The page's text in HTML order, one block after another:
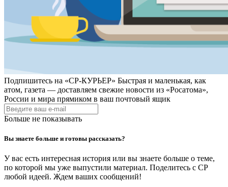
Подпишитесь на «СР-КУРЬЕР» Быстрая и маленькая, как
атом, газета — доставляем свежие новости из «Росатома»,
России и мира прямиком в ваш почтовый ящик
Больше не показывать
Вы знаете больше и готовы рассказать?
У вас есть интересная история или вы знаете больше о теме,
по которой мы уже выпустили материал. Поделитесь с СР
любой идеей. Ждем ваших сообщений!